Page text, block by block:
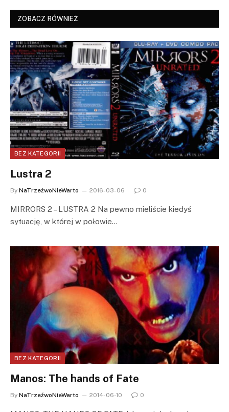
ZOBACZ RÓWNIEŻ
BEZ KATEGORII
Lustra 2
By NaTrzeźwoNieWarto 2016-03-06 0
MIRRORS 2 – LUSTRA 2 Na pewno mieliście kiedyś
sytuację, w której w połowie…
BEZ KATEGORII
Manos: The hands of Fate
By NaTrzeźwoNieWarto 2014-06-10 0